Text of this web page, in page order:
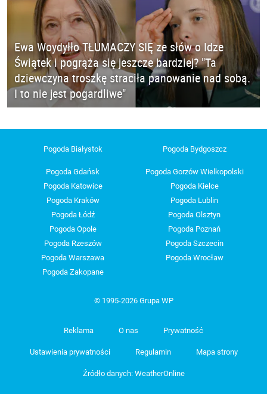
Ewa Woydyłło TŁUMACZY SIĘ ze słów o Idze
Świątek i pogrąża się jeszcze bardziej? "Ta
dziewczyna troszkę straciła panowanie nad sobą.
I to nie jest pogardliwe"
Pogoda Białystok Pogoda Bydgoszcz
Pogoda Gdańsk
Pogoda Gorzów Wielkopolski
Pogoda Katowice
Pogoda Kielce
Pogoda Kraków
Pogoda Lublin
Pogoda Łódź
Pogoda Olsztyn
Pogoda Opole
Pogoda Poznań
Pogoda Rzeszów
Pogoda Szczecin
Pogoda Warszawa
Pogoda Wrocław
Pogoda Zakopane
© 1995-2026 Grupa WP
Reklama O nas Prywatność
Ustawienia prywatności Regulamin Mapa strony
Źródło danych: WeatherOnline